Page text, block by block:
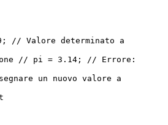
// Valore determinato a
// pi = 3.14; // Errore:
un nuovo valore a